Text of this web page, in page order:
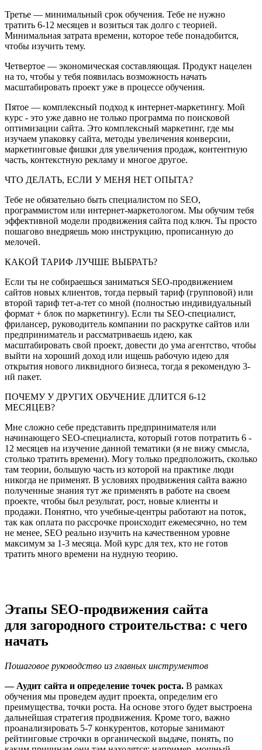
Третье — минимальный срок обучения. Тебе не нужно
тратить 6-12 месяцев и возиться так долго с теорией.
Минимальная затрата времени, которое тебе понадобится,
чтобы изучить тему.
Четвертое — экономическая составляющая. Продукт нацелен
на то, чтобы у тебя появилась возможность начать
масштабировать проект уже в процессе обучения.
Пятое — комплексный подход к интернет-маркетингу. Мой
курс - это уже давно не только программа по поисковой
оптимизации сайта. Это комплексный маркетинг, где мы
изучаем упаковку сайта, методы увеличения конверсии,
маркетинговые фишки для увеличения продаж, контентную
часть, контекстную рекламу и многое другое.
ЧТО ДЕЛАТЬ, ЕСЛИ У МЕНЯ НЕТ ОПЫТА?
Тебе не обязательно быть специалистом по SEO,
программистом или интернет-маркетологом. Мы обучим тебя
эффективной модели продвижения сайта под ключ. Ты просто
пошагово внедряешь мою инструкцию, прописанную до
мелочей.
КАКОЙ ТАРИФ ЛУЧШЕ ВЫБРАТЬ?
Если ты не собираешься заниматься SEO-продвижением
сайтов новых клиентов, тогда первый тариф (групповой) или
второй тариф тет-а-тет со мной (полностью индивидуальный
формат + блок по маркетингу). Если ты SEO-специалист,
фрилансер, руководитель компании по раскрутке сайтов или
предприниматель и рассматриваешь идею, как
масштабировать свой проект, довести до ума агентство, чтобы
выйти на хороший доход или ищешь рабочую идею для
открытия нового ликвидного бизнеса, тогда я рекомендую 3-
ий пакет.
ПОЧЕМУ У ДРУГИХ ОБУЧЕНИЕ ДЛИТСЯ 6-12
МЕСЯЦЕВ?
Мне сложно себе представить предпринимателя или
начинающего SEO-специалиста, который готов потратить 6 -
12 месяцев на изучение данной тематики (я не вижу смысла,
столько тратить времени). Могу только предположить, сколько
там теории, большую часть из которой на практике люди
никогда не применят. В условиях продвижения сайта важно
полученные знания тут же применять в работе на своем
проекте, чтобы был результат, рост, новые клиенты и
продажи. Понятно, что учебные-центры работают на поток,
так как оплата по рассрочке происходит ежемесячно, но тем
не менее, SEO реально изучить на качественном уровне
максимум за 1-3 месяца. Мой курс для тех, кто не готов
тратить много времени на нудную теорию.
Этапы SEO-продвижения сайта
для загородного строительства: с чего
начать
Пошаговое руководство из главных инструментов
— Аудит сайта и определение точек роста. В рамках
обучения мы проведем аудит проекта, определим его
преимущества, точки роста. На основе этого будет выстроена
дальнейшая стратегия продвижения. Кроме того, важно
проанализировать 5-7 конкурентов, которые занимают
рейтинговые строчки в органической выдаче, понять, по